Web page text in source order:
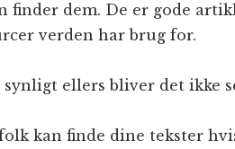
finder dem. De er gode
verden har brug for.
ellers bliver det ikke
kan finde dine tekster